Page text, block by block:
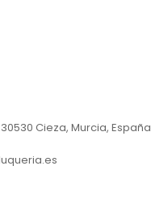
Cieza, Murcia, España